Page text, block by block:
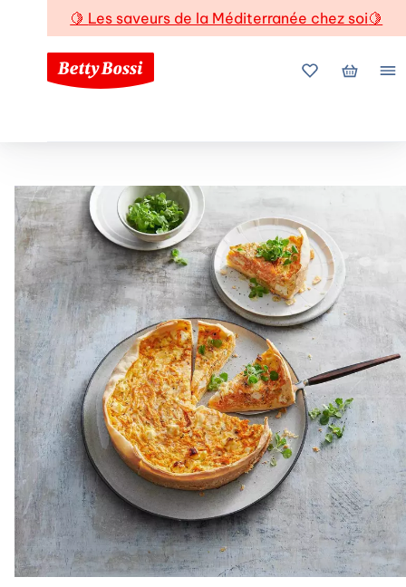
🍋 Les saveurs de la Méditerranée chez soi🍋
Mes favoris
Mon